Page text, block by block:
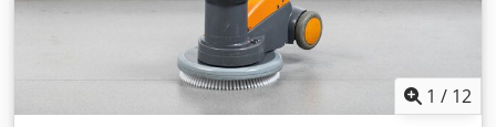
1 / 12